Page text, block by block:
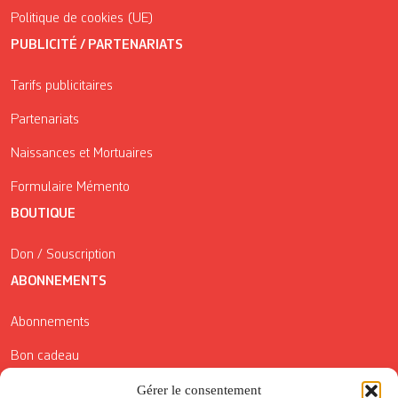
Gérer le consentement
Politique de cookies (UE)
PUBLICITÉ / PARTENARIATS
Tarifs publicitaires
Partenariats
Naissances et Mortuaires
Formulaire Mémento
BOUTIQUE
Don / Souscription
ABONNEMENTS
Abonnements
Bon cadeau
Conditions générales de vente